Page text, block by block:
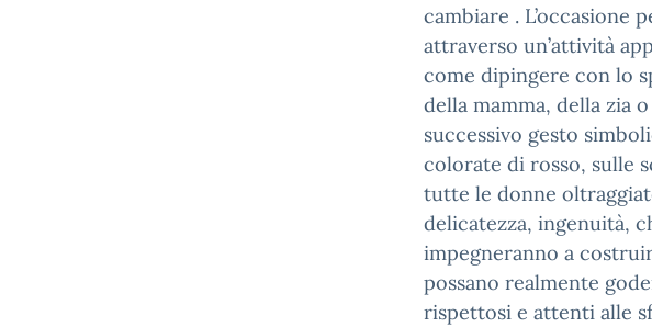
cambiare . L’occasione
attraverso un’attività
come dipingere con lo
della mamma, della zia
successivo gesto
colorate di rosso, sulle
tutte le donne
delicatezza, ingenuità,
impegneranno a
possano realmente
rispettosi e attenti alle